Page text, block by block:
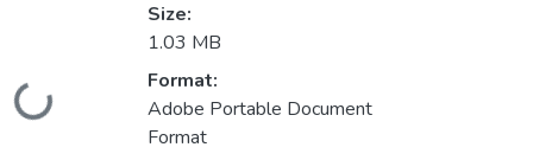
Loading...
Size:
1.03 MB
Format:
Adobe Portable Document
Format